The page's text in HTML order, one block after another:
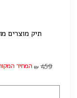
תיק מוצרים
₪ 459 המחיר המקורי